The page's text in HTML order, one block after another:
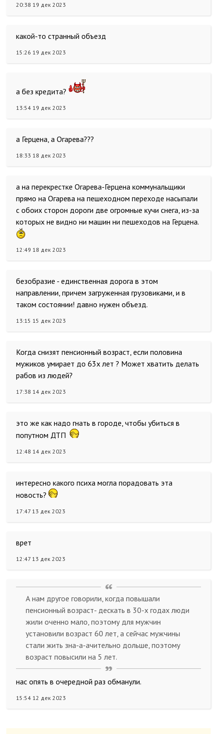
20:38 19 дек 2023
какой-то странный объезд
15:26 19 дек 2023
а без кредита?
13:54 19 дек 2023
а Герцена, а Огарева???
18:33 18 дек 2023
а на перекрестке Огарева-Герцена коммунальщики
прямо на Огарева на пешеходном переходе насыпали
с обоих сторон дороги две огромные кучи снега, из-за
которых не видно ни машин ни пешеходов на Герцена.
12:49 18 дек 2023
безобразие - единственная дорога в этом
направлении, причем загруженная грузовиками, и в
таком состоянии! давно нужен объезд.
13:15 15 дек 2023
Когда снизят пенсионный возраст, если половина
мужиков умирает до 63х лет ? Может хватить делать
рабов из людей?
17:38 14 дек 2023
это же как надо гнать в городе, чтобы убиться в
попутном ДТП
12:48 14 дек 2023
интересно какого психа могла порадовать эта
новость?
17:47 13 дек 2023
врет
12:47 13 дек 2023
А нам другое говорили, когда повышали
пенсионный возраст- дескать в 30-х годах люди
жили оченно мало, поэтому для мужчин
установили возраст 60 лет, а сейчас мужчины
стали жить зна-а-ачительно дольше, поэтому
возраст повысили на 5 лет.
нас опять в очередной раз обманули.
15:54 12 дек 2023